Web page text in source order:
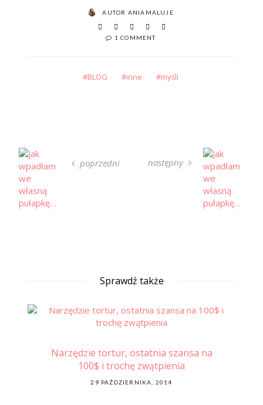
AUTOR ANIAMALUJE
1 COMMENT
BLOG inne myśli
poprzedni następny
Sprawdź także
szansa na
POSTED
ON
24 SIERPNIA, 2012